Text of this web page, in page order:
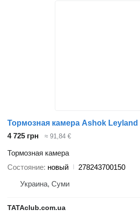
4 725 грн ≈ 91,84 €
Тормозная камера
Состояние новый
278243700150
Украина, Суми
TATAclub.com.ua